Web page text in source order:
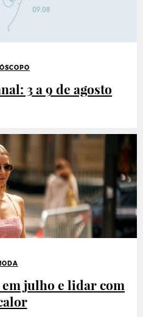
3 a 9 de agosto
julho e lidar com